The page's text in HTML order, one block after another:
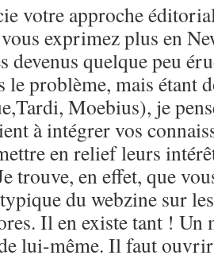
votre approche
exprimez plus en
devenus quelque peu
le problème, mais étant
Moebius), je
à intégrer vos
en relief leurs
trouve, en effet, que
du webzine sur
Il en existe tant ! Un
lui-même. Il faut